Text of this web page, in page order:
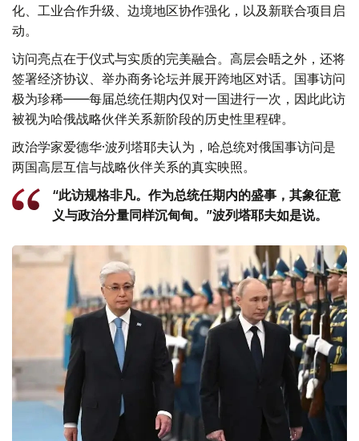
化、工业合作升级、边境地区协作强化，以及新联合项目启
动。
访问亮点在于仪式与实质的完美融合。高层会晤之外，还将
签署经济协议、举办商务论坛并展开跨地区对话。国事访问
极为珍稀——每届总统任期内仅对一国进行一次，因此此访
被视为哈俄战略伙伴关系新阶段的历史性里程碑。
政治学家爱德华·波列塔耶夫认为，哈总统对俄国事访问是
两国高层互信与战略伙伴关系的真实映照。
“此访规格非凡。作为总统任期内的盛事，其象征意
义与政治分量同样沉甸甸。”波列塔耶夫如是说。